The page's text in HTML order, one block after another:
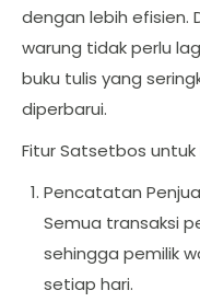
dengan lebih efisien.
warung tidak perlu
buku tulis yang
diperbarui.
Fitur Satsetbos untuk
Pencatatan
Semua transaksi
sehingga pemilik
setiap hari.